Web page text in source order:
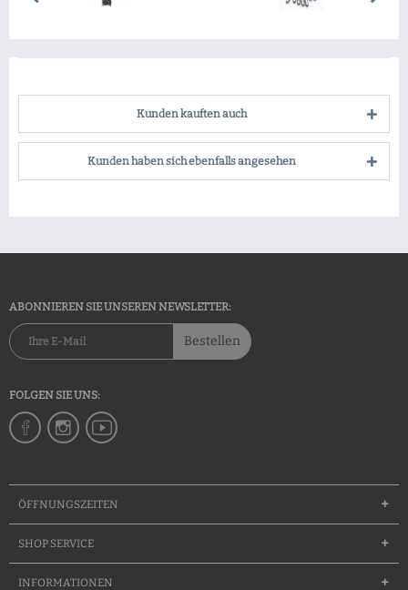
Kunden kauften auch
Kunden haben sich ebenfalls angesehen
ABONNIEREN SIE UNSEREN NEWSLETTER:
Bestellen
FOLGEN SIE UNS:
ÖFFNUNGSZEITEN
SHOP SERVICE
INFORMATIONEN